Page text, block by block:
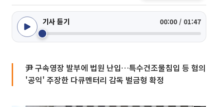
기사 듣기 00:00 / 01:47
尹 구속영장 발부에 법원 난입…특수건조물침입 등 혐의
'공익' 주장한 다큐멘터리 감독 벌금형 확정